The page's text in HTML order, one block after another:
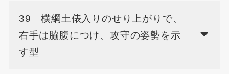
39 横綱土俵入りのせり上がりで、
右手は脇腹につけ、攻守の姿勢を示
す型